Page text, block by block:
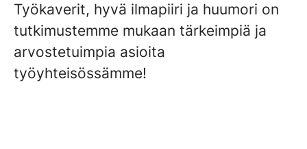
Työkaverit, hyvä ilmapiiri ja huumori on
tutkimustemme mukaan tärkeimpiä ja
arvostetuimpia asioita
työyhteisössämme!